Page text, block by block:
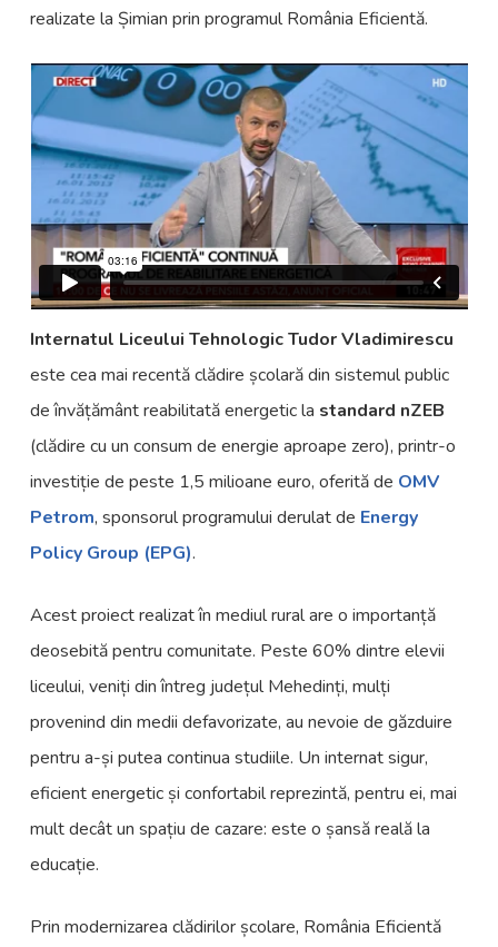
realizate la Șimian prin programul România Eficientă.
Internatul Liceului Tehnologic Tudor Vladimirescu
este cea mai recentă clădire școlară din sistemul public
de învățământ reabilitată energetic la standard nZEB
(clădire cu un consum de energie aproape zero), printr-o
investiție de peste 1,5 milioane euro, oferită de OMV
Petrom, sponsorul programului derulat de Energy
Policy Group (EPG).
Acest proiect realizat în mediul rural are o importanță
deosebită pentru comunitate. Peste 60% dintre elevii
liceului, veniți din întreg județul Mehedinți, mulți
provenind din medii defavorizate, au nevoie de găzduire
pentru a-și putea continua studiile. Un internat sigur,
eficient energetic și confortabil reprezintă, pentru ei, mai
mult decât un spațiu de cazare: este o șansă reală la
educație.
Prin modernizarea clădirilor școlare, România Eficientă